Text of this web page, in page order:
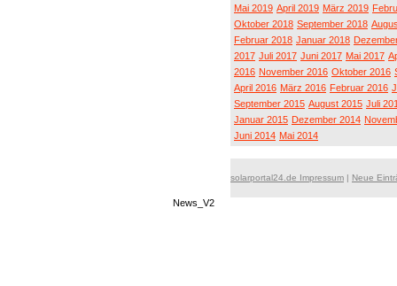
Mai 2019 April 2019 März 2019
Oktober 2018 September 2018
Februar 2018 Januar 2018
2017 Juli 2017 Juni 2017 Mai 2017
2016 November 2016 Oktober 2016
April 2016 März 2016 Februar 2016
September 2015 August 2015 Juli
Januar 2015 Dezember 2014
Juni 2014 Mai 2014
solarportal24.de Impressum | Neue
News_V2